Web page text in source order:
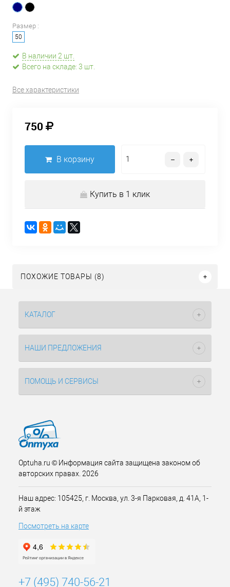
Размер :
50
В наличии 2 шт.
Всего на складе: 3 шт.
Все характеристики
750
В корзину
Купить в 1 клик
ПОХОЖИЕ ТОВАРЫ (8)
КАТАЛОГ
НАШИ ПРЕДЛОЖЕНИЯ
ПОМОЩЬ И СЕРВИСЫ
Optuha.ru © Информация сайта защищена законом об
авторских правах. 2026
Наш адрес: 105425, г. Москва, ул. 3-я Парковая, д. 41А, 1-
й этаж
Посмотреть на карте
+7 (495) 740-56-21